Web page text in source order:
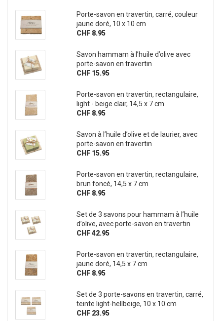
Porte-savon en travertin, carré, couleur
jaune doré, 10 x 10 cm
CHF 8.95
Savon hammam à l’huile d’olive avec
porte-savon en travertin
CHF 15.95
Porte-savon en travertin, rectangulaire,
light - beige clair, 14,5 x 7 cm
CHF 8.95
Savon à l’huile d’olive et de laurier, avec
porte-savon en travertin
CHF 15.95
Porte-savon en travertin, rectangulaire,
brun foncé, 14,5 x 7 cm
CHF 8.95
Set de 3 savons pour hammam à l’huile
d’olive, avec porte-savon en travertin
CHF 42.95
Porte-savon en travertin, rectangulaire,
jaune doré, 14,5 x 7 cm
CHF 8.95
Set de 3 porte-savons en travertin, carré,
teinte light-hellbeige, 10 x 10 cm
CHF 23.95